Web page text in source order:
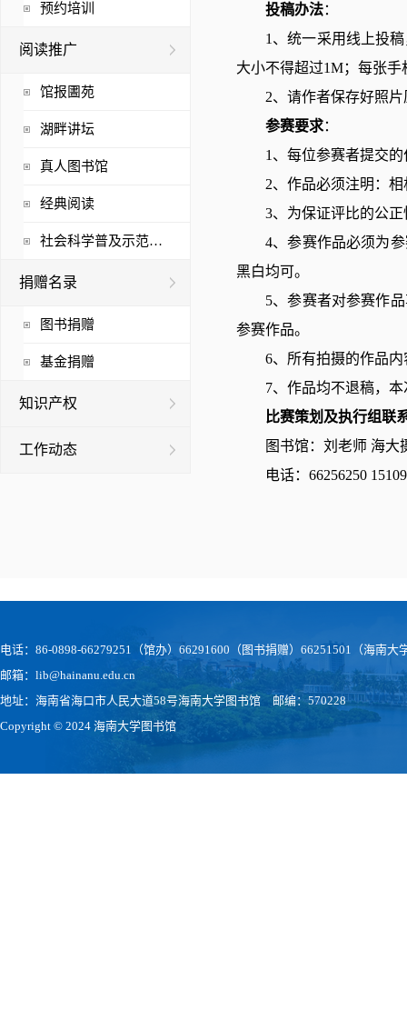
预约培训
阅读推广
馆报圕苑
湖畔讲坛
真人图书馆
经典阅读
社会科学普及示范基地
捐赠名录
图书捐赠
基金捐赠
知识产权
工作动态
投稿办法：
1、统一采用线上投
大小不得超过1M；每张
2、请作者保存好照
参赛要求：
1、每位参赛者提交
2、作品必须注明：
3、为保证评比的公
4、参赛作品必须为
黑白均可。
5、参赛者对参赛作
参赛作品。
6、所有拍摄的作品
7、作品均不退稿，
比赛策划及执行组联
图书馆：刘老师 海大
电话：66256250
电话：86-0898-66279251（馆办）66291600（图书捐赠）66251501（海南大
邮箱：lib@hainanu.edu.cn
地址：海南省海口市人民大道58号海南大学图书馆 邮编：570228
Copyright © 2024 海南大学图书馆